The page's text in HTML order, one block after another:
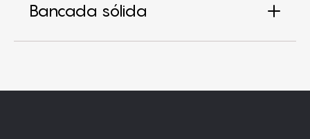
Bancada sólida